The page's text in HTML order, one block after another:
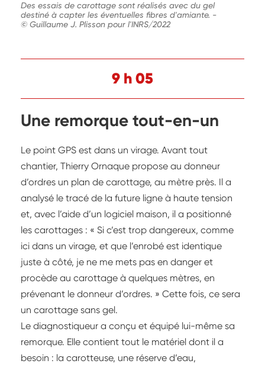
Des essais de carottage sont réalisés avec du gel
destiné à capter les éventuelles fibres d'amiante. -
© Guillaume J. Plisson pour l'INRS/2022
9 h 05
Une remorque tout-en-un
Le point GPS est dans un virage. Avant tout
chantier, Thierry Ornaque propose au donneur
d’ordres un plan de carottage, au mètre près. Il a
analysé le tracé de la future ligne à haute tension
et, avec l’aide d’un logiciel maison, il a positionné
les carottages : « Si c’est trop dangereux, comme
ici dans un virage, et que l’enrobé est identique
juste à côté, je ne me mets pas en danger et
procède au carottage à quelques mètres, en
prévenant le donneur d’ordres. » Cette fois, ce sera
un carottage sans gel.
Le diagnostiqueur a conçu et équipé lui-même sa
remorque. Elle contient tout le matériel dont il a
besoin : la carotteuse, une réserve d’eau,